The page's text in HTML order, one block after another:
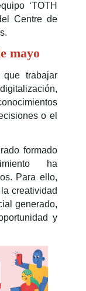
‘TOTH
Centre de
mayo
trabajar
o el
formado
ha
Para ello,
creatividad
generado,
y